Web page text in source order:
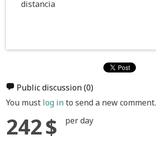
distancia
Public discussion(0)
You must log into send a new comment.
242 $ per day